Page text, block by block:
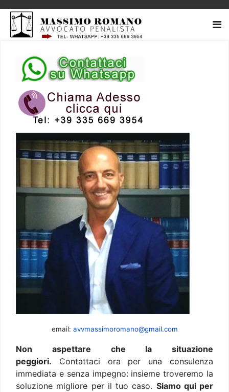
email: avvmassimoromano@gmail.com
Non aspettare che la situazione
peggiori. Contattaci ora per una consulenza
immediata e senza impegno: insieme troveremo la
soluzione migliore per il tuo caso. Siamo qui per